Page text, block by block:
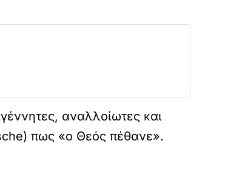
αναλλοίωτες και
) πως «ο Θεός πέθανε».